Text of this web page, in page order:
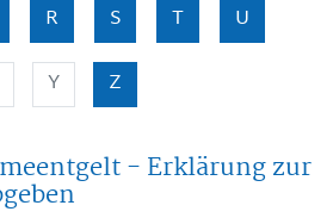
R S T
U
Y Z
- Erklärung zur